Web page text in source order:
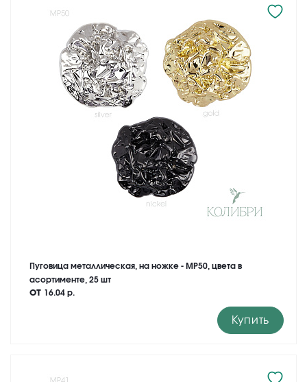
Пуговица металлическая, на ножке - MP50, цвета в
асортименте, 25 шт
от 16.04 р.
Купить